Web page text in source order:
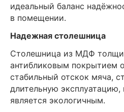
идеальный баланс
в помещении.
Надежная столешница
Столешница из МДФ
антибликовым покрытием
стабильный отскок мяча,
длительную
является экологичным.